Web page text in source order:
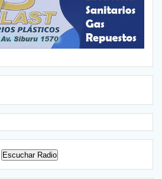
Escuchar Radio